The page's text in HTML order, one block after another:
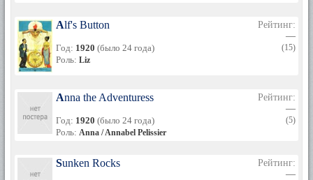
Alf's Button
Год: 1920 (было 24 года)
Роль: Liz
Рейтинг:
—
(15)
Anna the Adventuress
Год: 1920 (было 24 года)
Роль: Anna / Annabel Pelissier
Рейтинг:
—
(5)
Sunken Rocks
Рейтинг:
—